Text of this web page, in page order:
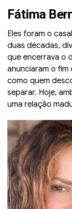
Fátima
Eles foram o
duas décadas,
que encerrava o
anunciaram o
como quem
separar. Hoje,
uma relação